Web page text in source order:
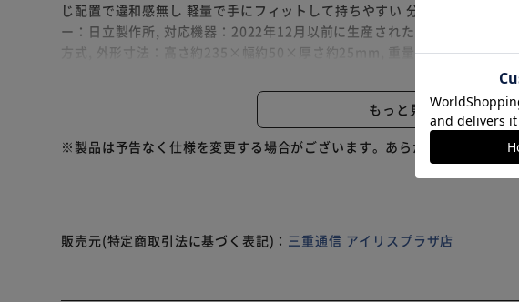
じ配置で違和感無し 軽量で手にフィットして持ちやすい 分かりやすい日本
ー：日立製作所, 対応機器：2022年12月以前に生産された国内向け赤外線
方式, 外形寸法：高さ約235×幅約50×厚さ約25mm, 重量：約102g(電池
内容物：テレビリモコン×1, ※本商品に乾電池は付属しておりません。 ※
外観は予告なく変更する場合がございます。 ※本商品はあくまで互換リモ
殊機能が使用できない 一部ボタンが反応しない 純正品より反応が鈍い可能
もっと見る
※製品は予告なく仕様を変更する場合がございます。あらかじめご了承く
販売元(特定商取引法に基づく表記)： 三重通信 アイリスプラザ店
※ご確認